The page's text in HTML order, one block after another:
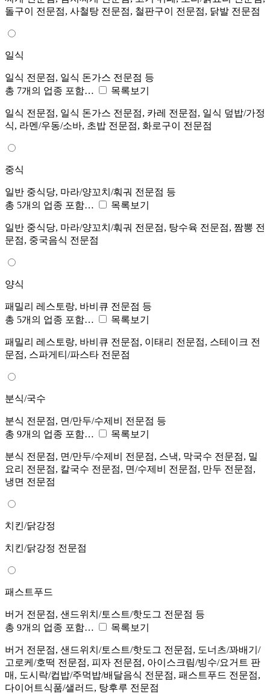
돌구이 전문점, 사철탕 전문점, 철판구이 전문점, 닭발 전문점
일식
일식 전문점, 일식 돈가스 전문점 등
총 7개의 업종 포함…
목록보기
일식 전문점, 일식 돈가스 전문점, 카레 전문점, 일식 덮밥/가정
식, 라멘/우동/소바, 초밥 전문점, 화로구이 전문점
중식
일반 중식당, 마라/양꼬치/훠궈 전문점 등
총 5개의 업종 포함…
목록보기
일반 중식당, 마라/양꼬치/훠궈 전문점, 탕수육 전문점, 짬뽕 전
문점, 중국음식 전문점
양식
패밀리 레스토랑, 바비큐 전문점 등
총 5개의 업종 포함…
목록보기
패밀리 레스토랑, 바비큐 전문점, 이태리 전문점, 스테이크 전
문점, 스파게티/파스타 전문점
분식/국수
분식 전문점, 면/만두/수제비 전문점 등
총 9개의 업종 포함…
목록보기
분식 전문점, 면/만두/수제비 전문점, 스낵, 막국수 전문점, 밀
요리 전문점, 칼국수 전문점, 면/수제비 전문점, 만두 전문점,
냉면 전문점
치킨/닭강정
치킨/닭강정 전문점
패스트푸드
버거 전문점, 샌드위치/토스트/핫도그 전문점 등
총 9개의 업종 포함…
목록보기
버거 전문점, 샌드위치/토스트/핫도그 전문점, 도너츠/꽈배기/
고로케/호떡 전문점, 피자 전문점, 아이스크림/빙수/요거트 판
매, 도시락/컵밥/주먹밥/배달음식 전문점, 패스트푸드 전문점,
다이어트식품/샐러드, 탕후루 전문점